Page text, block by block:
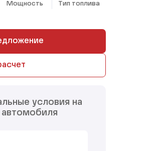
Мощность Тип топлива
условия на